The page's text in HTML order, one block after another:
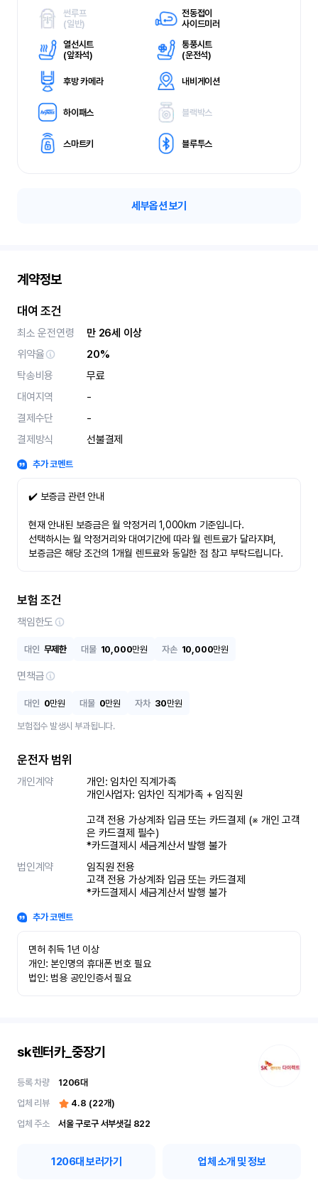
썬루프
(일반)
전동접이
사이드미러
열선시트
(앞좌석)
통풍시트
(운전석)
후방 카메라 내비게이션
하이패스 블랙박스
스마트키 블루투스
세부옵션 보기
계약정보
대여 조건
최소 운전연령
만 26세 이상
위약율
20%
탁송비용
무료
대여지역
-
결제수단
-
결제방식
선불결제
추가 코멘트
✔️ 보증금 관련 안내
현재 안내된 보증금은 월 약정거리 1,000km 기준입니다.
선택하시는 월 약정거리와 대여기간에 따라 월 렌트료가 달라지며,
보증금은 해당 조건의 1개월 렌트료와 동일한 점 참고 부탁드립니다.
보험 조건
책임한도
대인 무제한 대물 10,000만원 자손 10,000만원
면책금
대인 0만원 대물 0만원 자차 30만원
보험접수 발생시 부과됩니다.
운전자 범위
개인계약
개인: 임차인 직계가족
개인사업자: 임차인 직계가족 + 임직원
고객 전용 가상계좌 입금 또는 카드결제 (※ 개인 고객
은 카드결제 필수)
*카드결제시 세금계산서 발행 불가
법인계약
임직원 전용
고객 전용 가상계좌 입금 또는 카드결제
*카드결제시 세금계산서 발행 불가
추가 코멘트
면허 취득 1년 이상
개인: 본인명의 휴대폰 번호 필요
법인: 범용 공인인증서 필요
sk렌터카_중장기
등록 차량 1206대
업체 리뷰
4.8 (22개)
업체 주소
서울 구로구 서부샛길 822
1206대 보러가기 업체 소개 및 정보